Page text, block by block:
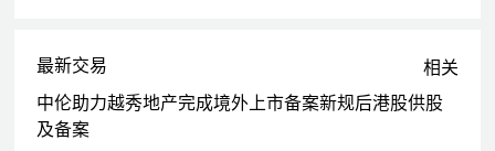
债券业务领域
为华锦股份、中船重工集团七二五研究所、乐普医疗、人福医药、蓝
色光标、阳光股份、游族网络、华能集团、中石化、兖矿集团、国泰
最新交易 相关
中伦助力越秀地产完成境外上市备案新规后港股供股
及备案